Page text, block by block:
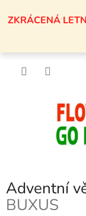
naZKRÁCENÁ
Adventní
BUXUS